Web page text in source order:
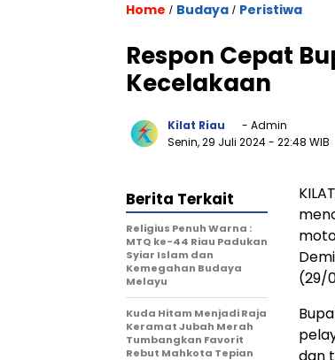
Home / Budaya / Peristiwa
Respon Cepat
Kecelakaan
Kilat Riau
- Admin
Senin, 29 Juli 2024- 22:48 WIB
(29/
Berita Terkait
Religius Penuh Warna :
MTQ ke-44 Riau Padukan
Syiar Islam dan
Kemegahan Budaya
Melayu
Kuda Hitam Menjadi Raja
Keramat Jubah Merah
Tumbangkan Favorit
Rebut Mahkota Tepian